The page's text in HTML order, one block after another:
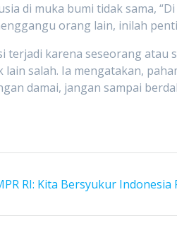
di muka bumi tidak sama,
orang lain, inilah
terjadi karena seseorang
salah. Ia mengatakan,
damai, jangan sampai
RI: Kita Bersyukur Indonesia